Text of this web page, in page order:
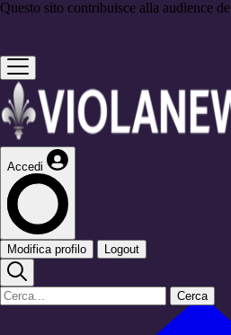
Questo sito contribuisce alla audience de
Accedi
Modifica profilo Logout
Cerca